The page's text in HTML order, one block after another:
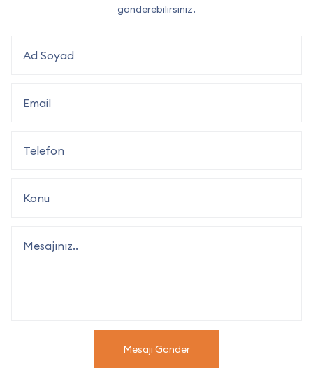
gönderebilirsiniz.
Mesajı Gönder